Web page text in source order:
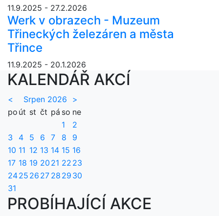
11.9.2025 - 27.2.2026
Werk v obrazech - Muzeum
Třineckých železáren a města
Třince
11.9.2025 - 20.1.2026
KALENDÁŘ AKCÍ
< Srpen 2026
>
po út st čt pá so ne
1
2
3
4 5 6 7 8
9
10 11 12 13 14 15 16
17 18 19 20 21 22 23
2425 26 27 28 29 30
31
PROBÍHAJÍCÍ AKCE